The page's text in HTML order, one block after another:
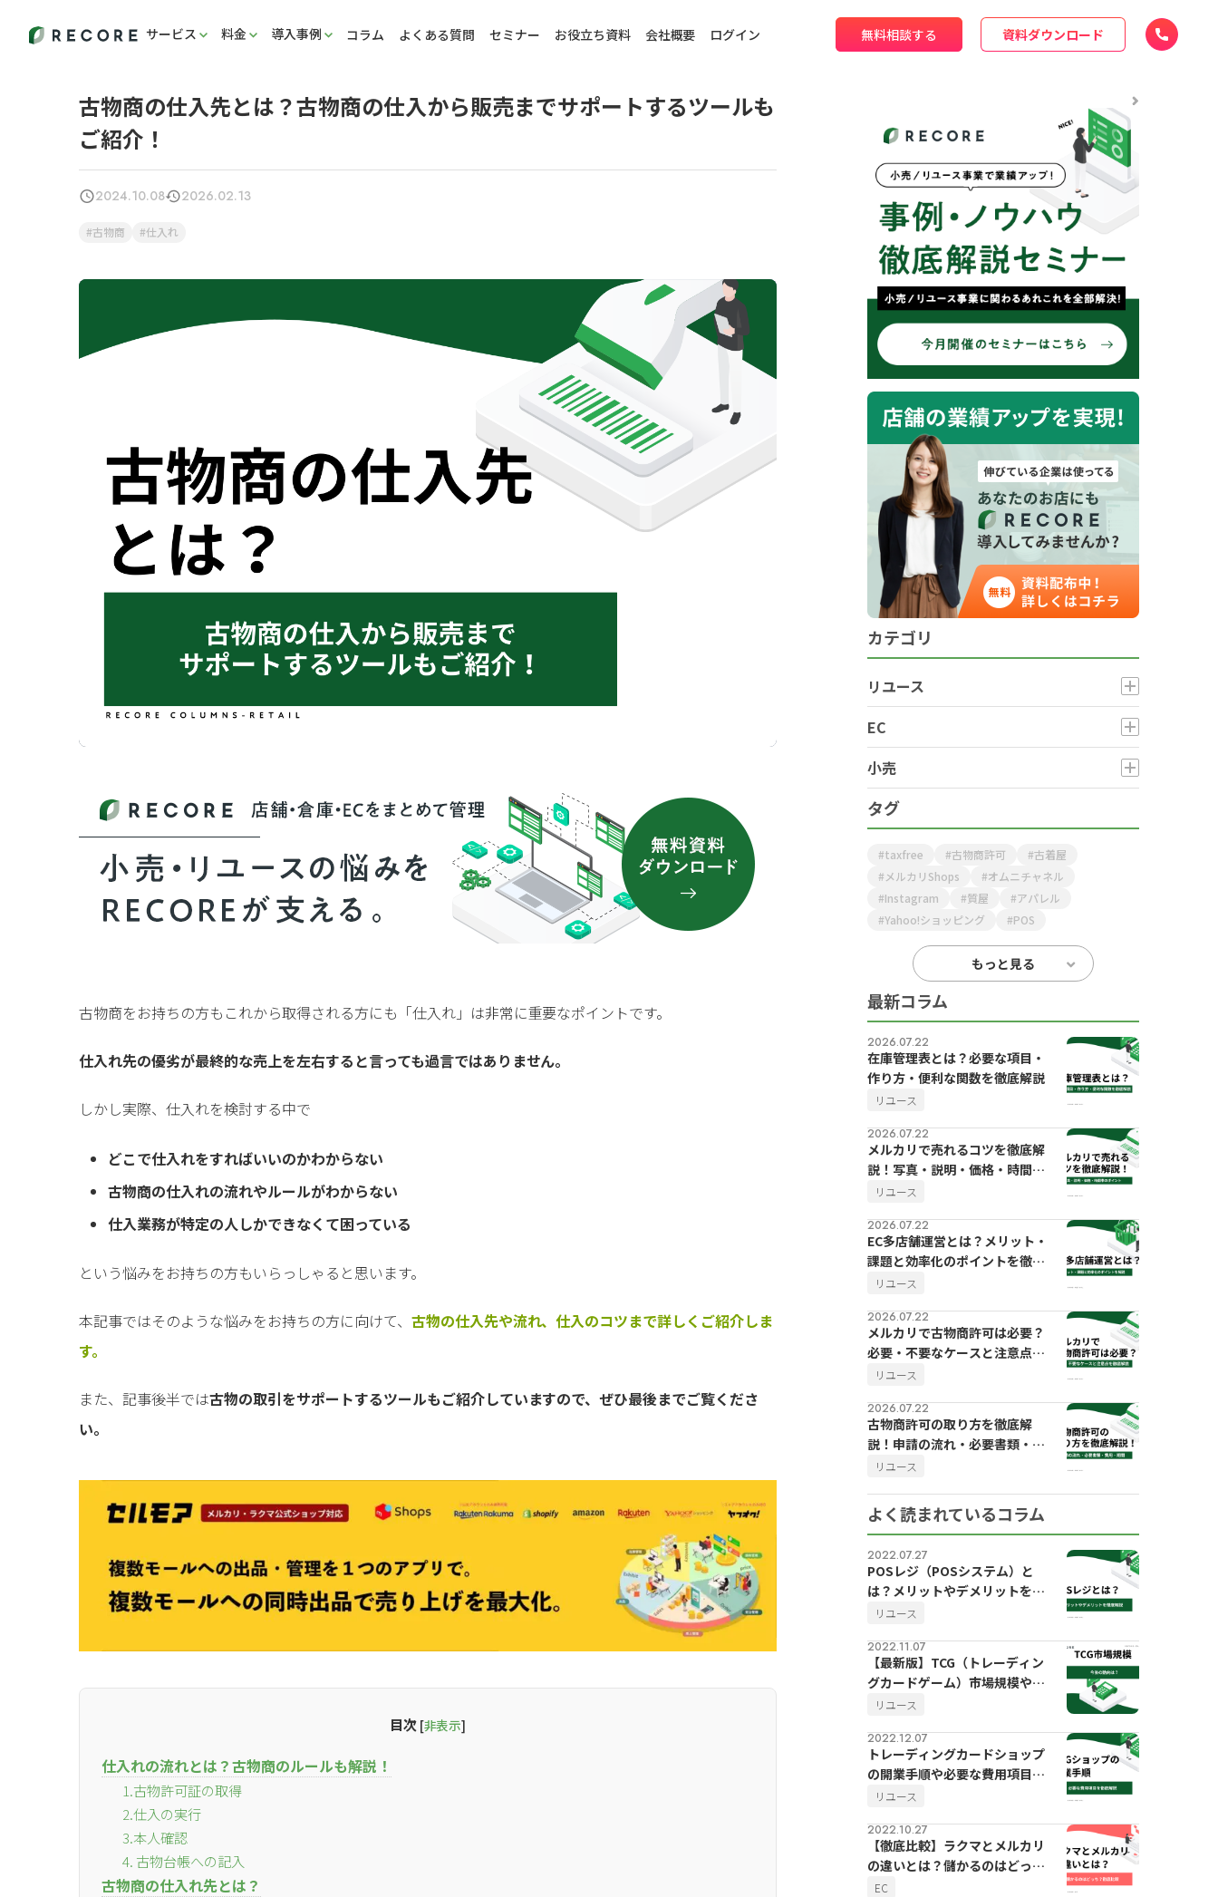
サービス 料金 導入事例 コラム よくある質問 セミナー お役立ち資料 会社概要 ログイン 無料相談する 資料ダウンロード
古物商の仕入先とは？古物商の仕入から販売までサポートするツールも
ご紹介！
2024.10.08 2026.02.13
古物商 仕入れ
古物商をお持ちの方もこれから取得される方にも「仕入れ」は非常に重要なポイントです。
仕入れ先の優劣が最終的な売上を左右すると言っても過言ではありません。
しかし実際、仕入れを検討する中で
どこで仕入れをすればいいのかわからない
古物商の仕入れの流れやルールがわからない
仕入業務が特定の人しかできなくて困っている
という悩みをお持ちの方もいらっしゃると思います。
本記事ではそのような悩みをお持ちの方に向けて、 古物の仕入先や流れ、仕入のコツまで詳しくご紹介しま
す。
また、記事後半では古物の取引をサポートするツールもご紹介していますので、ぜひ最後までご覧くださ
い。
目次 [非表示]
仕入れの流れとは？古物商のルールも解説！
1.古物許可証の取得
2.仕入の実行
3.本人確認
4. 古物台帳への記入
古物商の仕入れ先とは？
カテゴリ
リユース
EC
小売
タグ
taxfree 古物商許可
古着屋
メルカリShops
オムニチャネル
Instagram
質屋
アパレル
Yahoo!ショッピング
POS
もっと見る
最新コラム
2026.07.22
在庫管理表とは？必要な項目・
作り方・便利な関数を徹底解説
リユース
2026.07.22
メルカリで売れるコツを徹底解
説！写真・説明・価格・時間帯
のポイント
リユース
2026.07.22
EC多店舗運営とは？メリット・
課題と効率化のポイントを徹底
解説
リユース
2026.07.22
メルカリで古物商許可は必要？
必要・不要なケースと注意点を
徹底解説
リユース
2026.07.22
古物商許可の取り方を徹底解
説！申請の流れ・必要書類・費
用・期間
リユース
よく読まれているコラム
2022.07.27
POSレジ（POSシステム）と
は？メリットやデメリットを徹
底解説
リユース
2022.11.07
【最新版】TCG（トレーディン
グカードゲーム）市場規模や今
後の動向
リユース
2022.12.07
トレーディングカードショップ
の開業手順や必要な費用項目を
徹底解説
リユース
2022.10.27
【徹底比較】ラクマとメルカリ
の違いとは？儲かるのはどっ
ち？
EC